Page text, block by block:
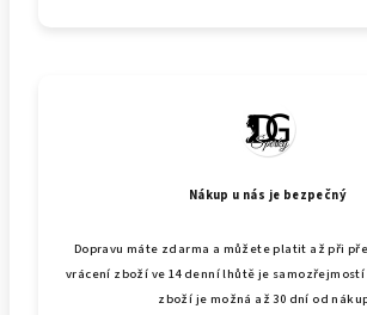
Nákup u nás je bezpečný
Dopravu máte zdarma a můžete platit až při
vrácení zboží ve 14 denní lhůtě je
zboží je možná až 30 dní od